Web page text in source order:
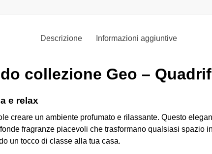
Descrizione Informazioni aggiuntive
collezione Geo –
e relax
creare un ambiente profumato e rilassante. Questo
fragranze piacevoli che trasformano qualsiasi spazio
un tocco di classe alla tua casa.